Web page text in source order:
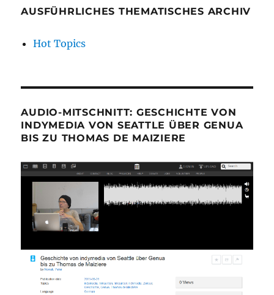
AUSFÜHRLICHES THEMATISCHES ARCHIV
Hot Topics
AUDIO-MITSCHNITT: GESCHICHTE VON
INDYMEDIA VON SEATTLE ÜBER GENUA
BIS ZU THOMAS DE MAIZIERE